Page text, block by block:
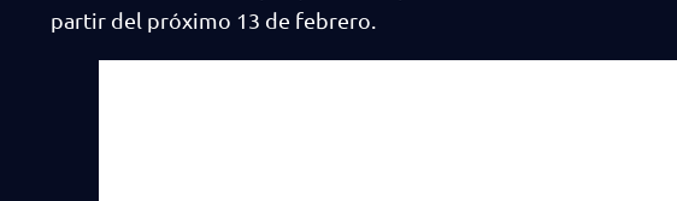
partir del próximo 13 de febrero.